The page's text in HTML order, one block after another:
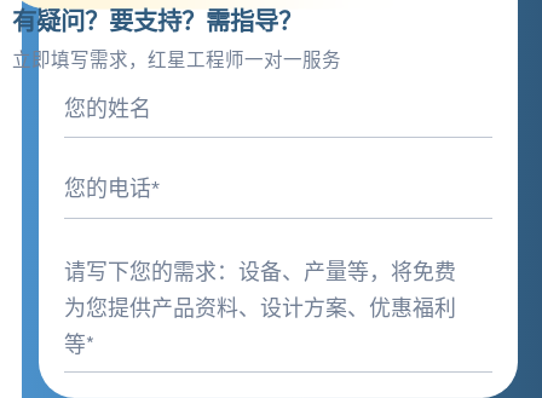
有疑问？要支持？需指导？
立即填写需求，红星工程师一对一服务